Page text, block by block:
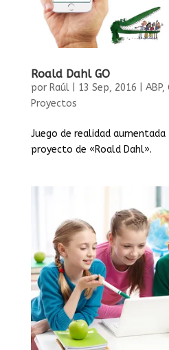
Roald Dahl GO
por Raúl| 13 Sep, 2016 ABP,
Proyectos
Juego de realidad
proyecto de «Roald Dahl».